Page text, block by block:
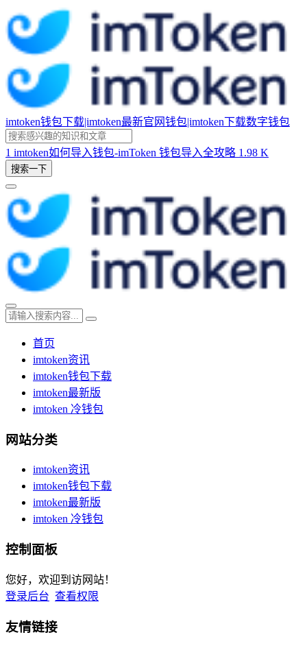
imtoken钱包下载|imtoken最新官网钱包|imtoken下载数字钱包
1 imtoken如何导入钱包-imToken 钱包导入全攻略 1.98 K
搜索一下
首页
imtoken资讯
imtoken钱包下载
imtoken最新版
imtoken 冷钱包
网站分类
imtoken资讯
imtoken钱包下载
imtoken最新版
imtoken 冷钱包
控制面板
您好，欢迎到访网站！
登录后台 查看权限
友情链接